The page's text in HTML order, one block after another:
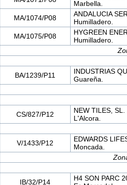
Marbella.
MA/1074/P08
ANDALUCIA
Humilladero.
MA/1075/P08
HYGREEN
Humilladero.
BA/1239/P11
INDUSTRIAS
Guareña.
CS/827/P12
NEW TILES, SL.
L'Alcora.
V/1433/P12
EDWARDS
Moncada.
IB/32/P14
H4 SON PARC